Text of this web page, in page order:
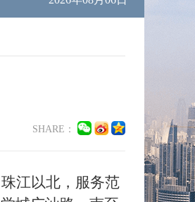
SHARE：
江以北，服务范